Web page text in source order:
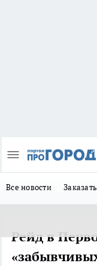
Все новости
Рейд в